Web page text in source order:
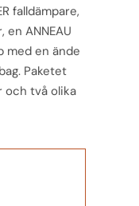
falldämpare,
en ANNEAU
med en ände
Paketet
och två olika